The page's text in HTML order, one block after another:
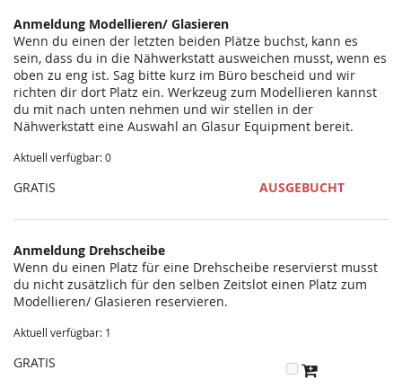
Anmeldung Modellieren/ Glasieren
Wenn du einen der letzten beiden Plätze buchst, kann es
sein, dass du in die Nähwerkstatt ausweichen musst, wenn es
oben zu eng ist. Sag bitte kurz im Büro bescheid und wir
richten dir dort Platz ein. Werkzeug zum Modellieren kannst
du mit nach unten nehmen und wir stellen in der
Nähwerkstatt eine Auswahl an Glasur Equipment bereit.
Aktuell verfügbar: 0
GRATIS AUSGEBUCHT
Anmeldung Drehscheibe
Wenn du einen Platz für eine Drehscheibe reservierst musst
du nicht zusätzlich für den selben Zeitslot einen Platz zum
Modellieren/ Glasieren reservieren.
Aktuell verfügbar: 1
GRATIS